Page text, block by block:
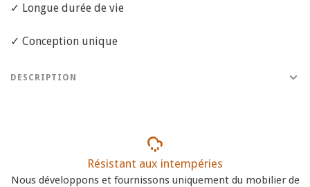
✓ Longue durée de vie
✓ Conception unique
DESCRIPTION
Résistant aux intempéries
Nous développons et fournissons uniquement du mobilier de